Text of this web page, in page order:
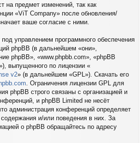
на предмет изменений, так как
«ViT Company» после обновления/
ваше согласие с ними.
управлением программного обеспечения
phpBB (в дальнейшем «они»,
phpBB», «www.phpbb.com», «phpBB
выпущенного по лицензии «
v2» (в дальнейшем «GPL»). Скачать его
. Ограничения лицензии GPL для
phpBB строго связаны с организацией и
и phpBB Limited не несёт
администрация конференций определяет
содержания и/или поведения в них. За
о phpBB обращайтесь по адресу